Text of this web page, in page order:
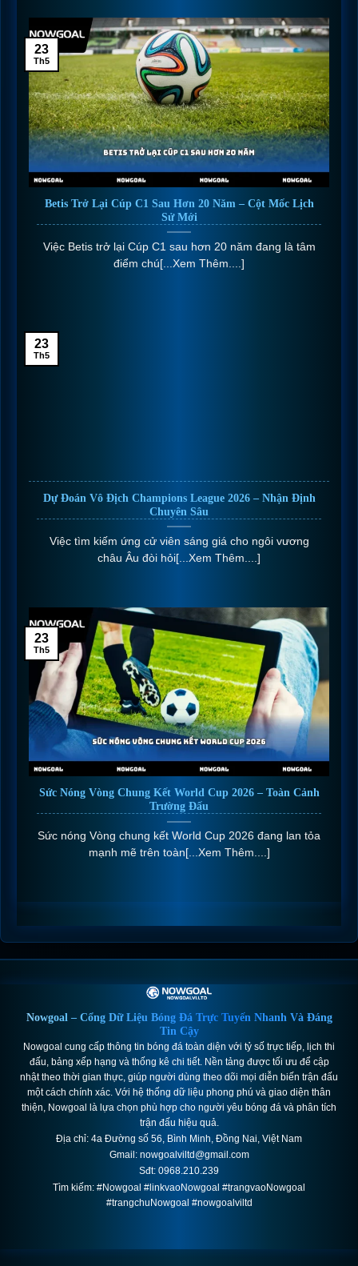
Betis Trở Lại Cúp C1 Sau Hơn 20 Năm – Cột Mốc Lịch
Sử Mới
Việc Betis trở lại Cúp C1 sau hơn 20 năm đang là tâm
điểm chú[...Xem Thêm....]
23
Th5
Dự Đoán Vô Địch Champions League 2026 – Nhận Định
Chuyên Sâu
Việc tìm kiếm ứng cử viên sáng giá cho ngôi vương
châu Âu đòi hỏi[...Xem Thêm....]
23
Th5
Sức Nóng Vòng Chung Kết World Cup 2026 – Toàn Cảnh
Trường Đấu
Sức nóng Vòng chung kết World Cup 2026 đang lan tỏa
mạnh mẽ trên toàn[...Xem Thêm....]
23
Th5
Nowgoal – Cổng Dữ Liệu Bóng Đá Trực Tuyến Nhanh Và Đáng
Tin Cậy
Nowgoal cung cấp thông tin bóng đá toàn diện với tỷ số trực tiếp, lịch thi
đấu, bảng xếp hạng và thống kê chi tiết. Nền tảng được tối ưu để cập
nhật theo thời gian thực, giúp người dùng theo dõi mọi diễn biến trận đấu
một cách chính xác. Với hệ thống dữ liệu phong phú và giao diện thân
thiện, Nowgoal là lựa chọn phù hợp cho người yêu bóng đá và phân tích
trận đấu hiệu quả.
Địa chỉ: 4a Đường số 56, Bình Minh, Đồng Nai, Việt Nam
Gmail: nowgoalviltd@gmail.com
Sđt: 0968.210.239
Tìm kiếm: #Nowgoal #linkvaoNowgoal #trangvaoNowgoal
#trangchuNowgoal #nowgoalviltd